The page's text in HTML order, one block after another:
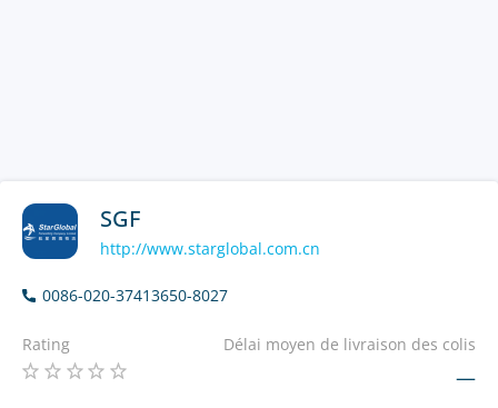
SGF
http://www.starglobal.com.cn
0086-020-37413650-8027
Rating Délai moyen de livraison des colis
—